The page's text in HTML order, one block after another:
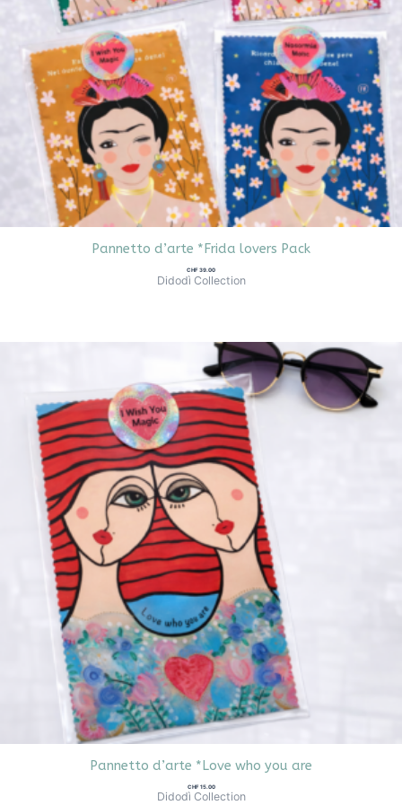
Pannetto d’arte *Frida lovers Pack
CHF 39.00
Didodì Collection
Pannetto d’arte *Love who you are
CHF 15.00
Didodì Collection